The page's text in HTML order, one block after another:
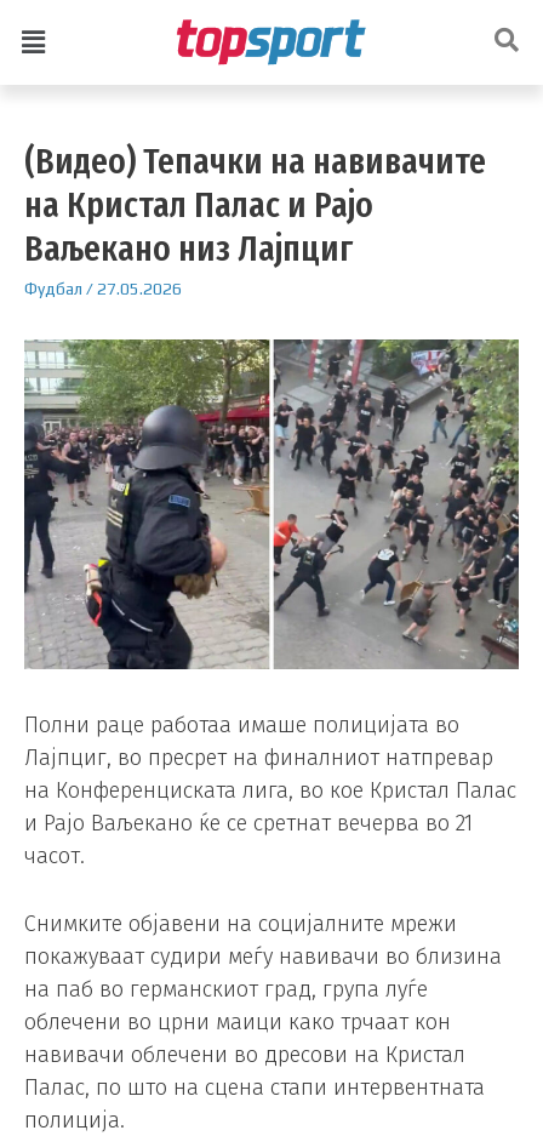
(Видео) Тепачки на навивачите
на Кристал Палас и Рајо
Ваљекано низ Лајпциг
Фудбал /27.05.2026
Полни раце работаа имаше полицијата во
Лајпциг, во пресрет на финалниот натпревар
на Конференциската лига, во кое Кристал Палас
и Рајо Ваљекано ќе се сретнат вечерва во 21
часот.
Снимките објавени на социјалните мрежи
покажуваат судири меѓу навивачи во близина
на паб во германскиот град, група луѓе
облечени во црни маици како трчаат кон
навивачи облечени во дресови на Кристал
Палас, по што на сцена стапи интервентната
полиција.